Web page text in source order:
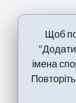
Щоб
"Додати
імена